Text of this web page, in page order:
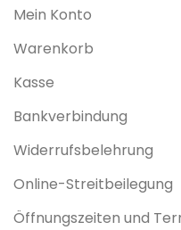
Mein Konto
Warenkorb
Kasse
Bankverbindung
Widerrufsbelehrung
Online-Streitbeilegung
Öffnungszeiten und